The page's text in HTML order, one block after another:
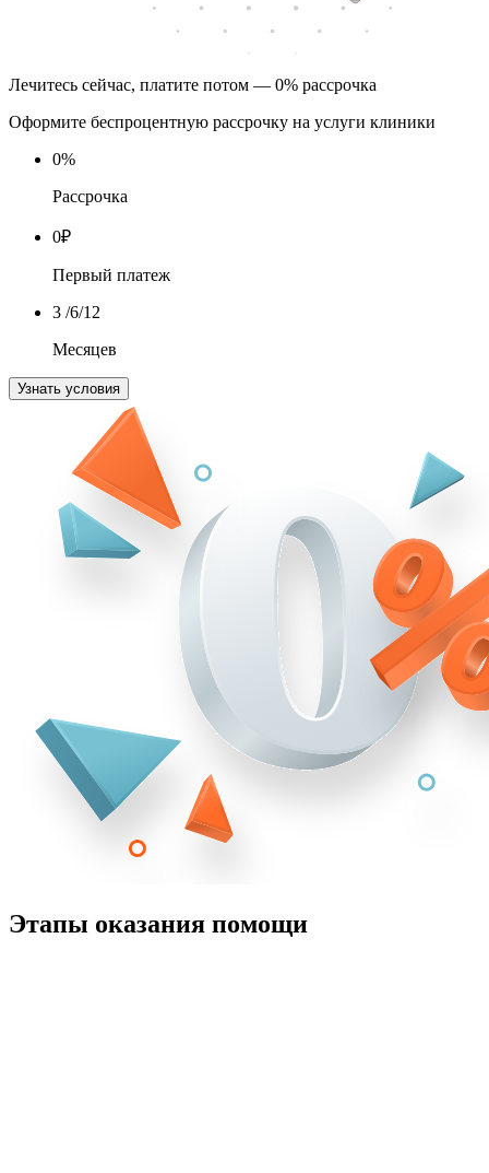
Лечитесь сейчас, платите потом — 0% рассрочка
Оформите беспроцентную рассрочку на услуги клиники
0%
Рассрочка
0₽
Первый платеж
3 /6/12
Месяцев
Узнать условия
Этапы оказания помощи